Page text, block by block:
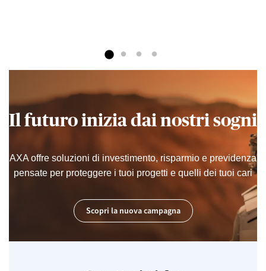
Il futuro inizia dai nostri sogni
AXA offre soluzioni di investimento, risparmio e previdenza
pensate per proteggere i tuoi progetti e quelli dei tuoi cari
Scopri la nuova campagna